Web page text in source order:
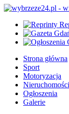
Strona główna
Sport
Motoryzacja
Nieruchomości
Ogłoszenia
Galerie